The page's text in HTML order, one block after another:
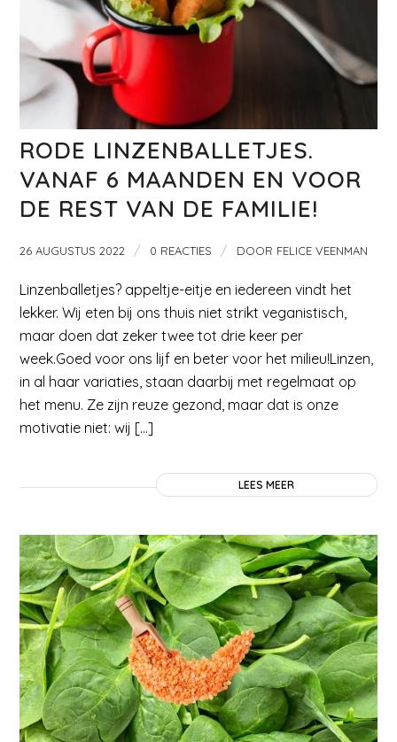
RODE LINZENBALLETJES.
VANAF 6 MAANDEN EN VOOR
DE REST VAN DE FAMILIE!
26 AUGUSTUS 2022 / 0 REACTIES / DOOR FELICE VEENMAN
Linzenballetjes? appeltje-eitje en iedereen vindt het
lekker. Wij eten bij ons thuis niet strikt veganistisch,
maar doen dat zeker twee tot drie keer per
week.Goed voor ons lijf en beter voor het milieu!Linzen,
in al haar variaties, staan daarbij met regelmaat op
het menu. Ze zijn reuze gezond, maar dat is onze
motivatie niet: wij […]
LEES MEER